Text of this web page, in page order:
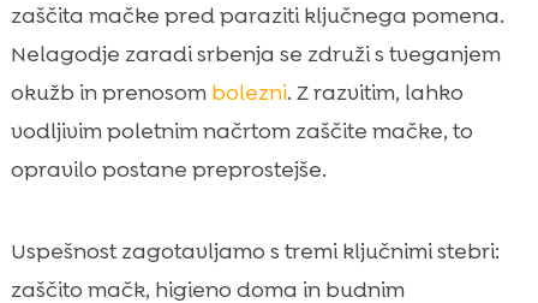
zaščita mačke pred paraziti ključnega pomena.
Nelagodje zaradi srbenja se združi s tveganjem
okužb in prenosom bolezni. Z razvitim, lahko
vodljivim poletnim načrtom zaščite mačke, to
opravilo postane preprostejše.
Uspešnost zagotavljamo s tremi ključnimi stebri:
zaščito mačk, higieno doma in budnim